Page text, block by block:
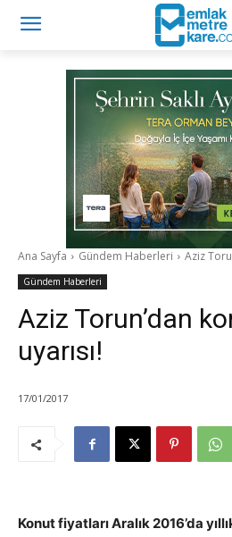
Ana Sayfa Gündem Haberleri Aziz
Gündem Haberleri
Aziz Torun’dan
uyarısı!
17/01/2017
Konut fiyatları Aralık 2016’da